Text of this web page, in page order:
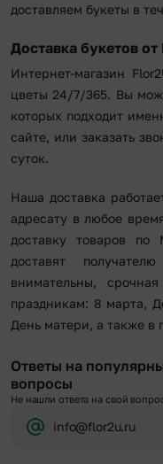
доставляем букеты в
Доставка букетов от
Интернет-магазин
цветы 24/7/365. Вы
которых подходит
сайте, или заказать
суток.
Наша доставка
адресату в любое
доставку товаров
доставят
внимательны,
праздникам: 8 марта,
День матери, а также в
Ответы на
вопросы
Не нашли ответа на свой
info@flor2u.ru